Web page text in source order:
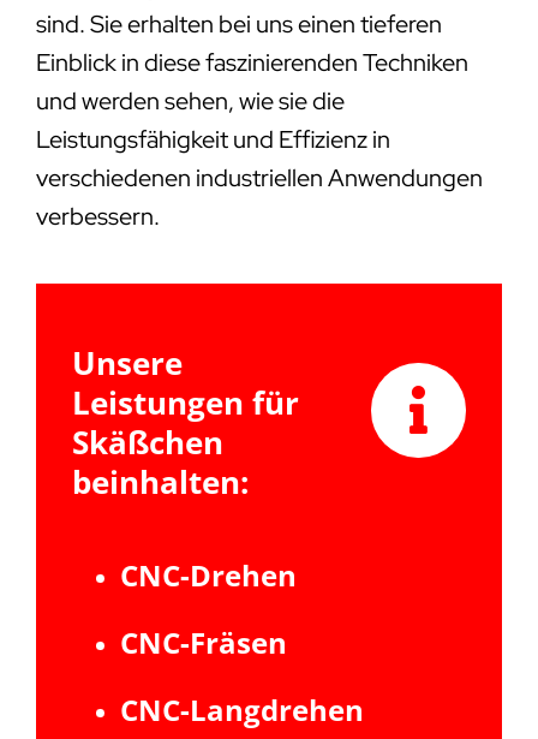
sind. Sie erhalten bei uns einen tieferen
Einblick in diese faszinierenden Techniken
und werden sehen, wie sie die
Leistungsfähigkeit und Effizienz in
verschiedenen industriellen Anwendungen
verbessern.
Unsere
Leistungen für
Skäßchen
beinhalten:
CNC-Drehen
CNC-Fräsen
CNC-Langdrehen